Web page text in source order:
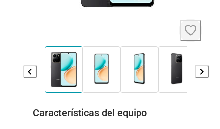
Características del equipo